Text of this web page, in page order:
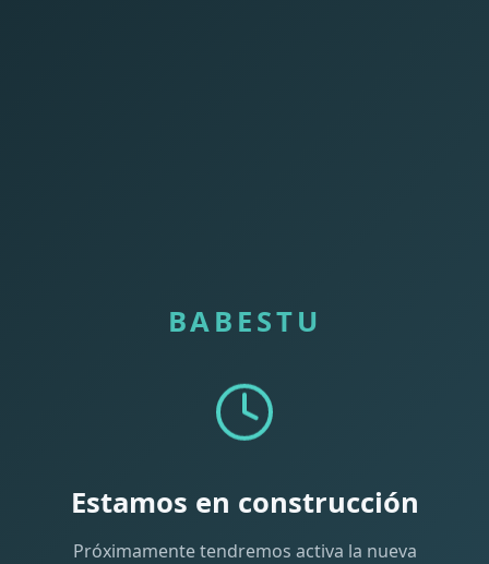
BABESTU
Estamos en construcción
Próximamente tendremos activa la nueva